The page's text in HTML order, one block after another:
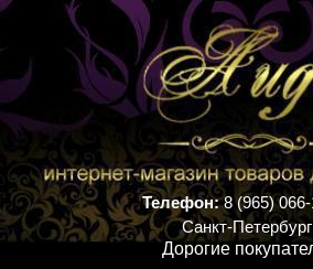
Телефон:8 (965)
Санкт-Петербург
Дорогие